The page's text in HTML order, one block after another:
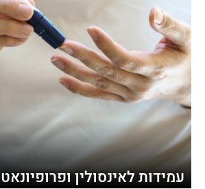
עמידות לאינסולין ופרופיונאט